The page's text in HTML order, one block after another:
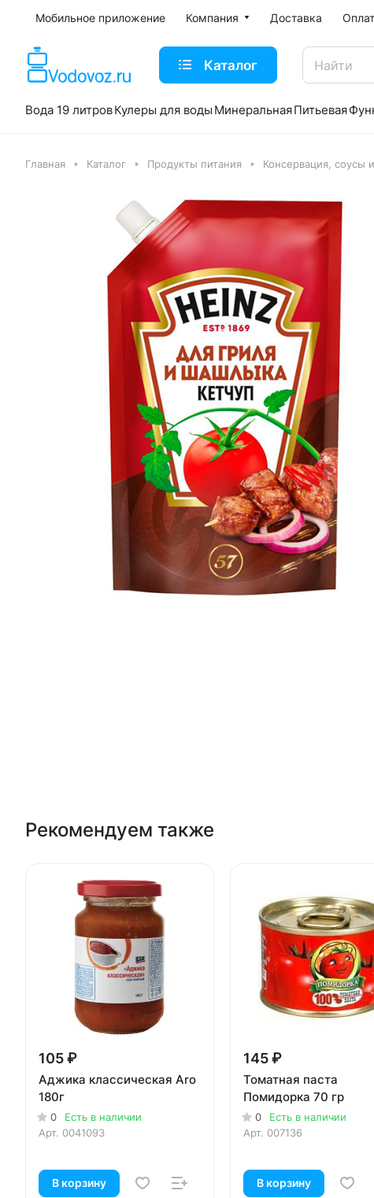
Мобильное приложение Компания Доставка
Каталог
Вода 19 литровКулеры для воды МинеральнаяПитьевая
Главная Каталог Продукты питания Консервация, соусы
Рекомендуем также
105 ₽
Аджика классическая Aro
180г
0
Есть в наличии
Арт. 0041093
В корзину
145 ₽
Томатная паста
Помидорка 70 гр
0
Есть в наличии
Арт. 007136
В корзину